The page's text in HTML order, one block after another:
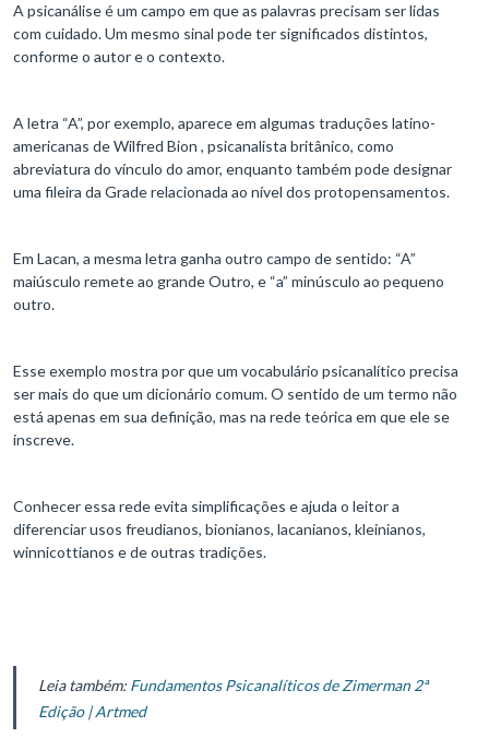
A psicanálise é um campo em que as palavras precisam ser lidas
com cuidado. Um mesmo sinal pode ter significados distintos,
conforme o autor e o contexto.
A letra “A”, por exemplo, aparece em algumas traduções latino-
americanas de Wilfred Bion , psicanalista britânico, como
abreviatura do vínculo do amor, enquanto também pode designar
uma fileira da Grade relacionada ao nível dos protopensamentos.
Em Lacan, a mesma letra ganha outro campo de sentido: “A”
maiúsculo remete ao grande Outro, e “a” minúsculo ao pequeno
outro.
Esse exemplo mostra por que um vocabulário psicanalítico precisa
ser mais do que um dicionário comum. O sentido de um termo não
está apenas em sua definição, mas na rede teórica em que ele se
inscreve.
Conhecer essa rede evita simplificações e ajuda o leitor a
diferenciar usos freudianos, bionianos, lacanianos, kleinianos,
winnicottianos e de outras tradições.
Leia também: Fundamentos Psicanalíticos de Zimerman 2ª
Edição | Artmed